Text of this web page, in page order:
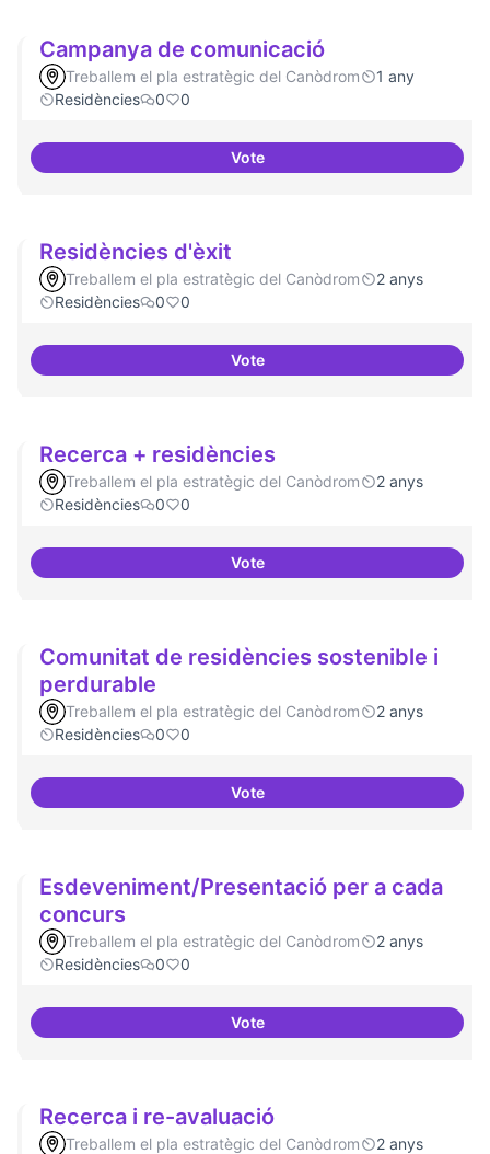
Campanya de comunicació
Treballem el pla estratègic del Canòdrom
1 any
Residències
0 0
VoteCampanya de comunicació
Residències d'èxit
Treballem el pla estratègic del Canòdrom
2 anys
Residències
0 0
VoteResidències d'èxit
Recerca + residències
Treballem el pla estratègic del Canòdrom
2 anys
Residències
0 0
VoteRecerca + residències
Comunitat de residències sostenible i
perdurable
Treballem el pla estratègic del Canòdrom
2 anys
Residències
0 0
Vote Comunitat
Esdeveniment/Presentació per a cada
concurs
Treballem el pla estratègic del Canòdrom
2 anys
Residències
0 0
VoteEsdeveniment/Presentació per
Recerca i re-avaluació
Treballem el pla estratègic del Canòdrom
2 anys